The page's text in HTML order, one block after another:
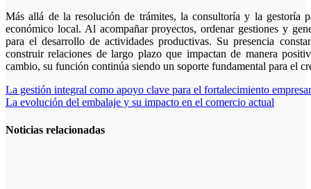
Más allá de la resolución de trámites, la consultoría y la gestoría
económico local. Al acompañar proyectos, ordenar gestiones y
para el desarrollo de actividades productivas. Su presencia
construir relaciones de largo plazo que impactan de manera
cambio, su función continúa siendo un soporte fundamental para el
Navegación
de
entradas
La gestión integral como apoyo clave para el fortalecimiento
La evolución del embalaje y su impacto en el comercio actual
Noticias relacionadas